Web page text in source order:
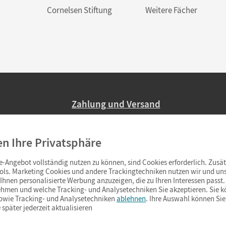
Cornelsen Stiftung Weitere Fächer
Zahlung und Versand
Ab 59,– EUR Bestellwert liefern wir
(Lieferung in 3–6 Tagen).
Ihre Privatsphäre
Angebot vollständig nutzen zu können, sind Cookies erforderlich.
Marketing Cookies und andere Trackingtechniken nutzen wir und
personalisierte Werbung anzuzeigen, die zu Ihren Interessen
und welche Tracking- und Analysetechniken Sie akzeptieren. Sie
Tracking- und Analysetechniken ablehnen. Ihre Auswahl können
später jederzeit aktualisieren